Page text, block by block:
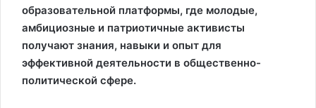
образовательной платформы, где молодые,
амбициозные и патриотичные активисты
получают знания, навыки и опыт для
эффективной деятельности в общественно-
политической сфере.